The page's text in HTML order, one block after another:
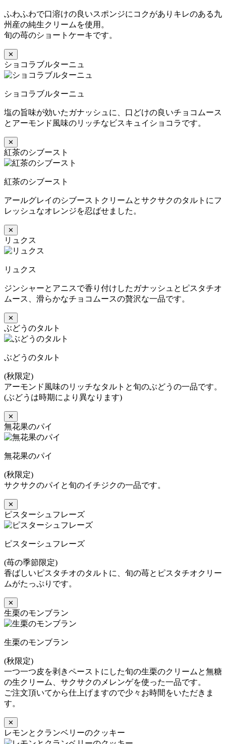
ふわふわで口溶けの良いスポンジにコクがありキレのある九
州産の純生クリームを使用。
旬の苺のショートケーキです。
✕
ショコラブルターニュ
ショコラブルターニュ
塩の旨味が効いたガナッシュに、口どけの良いチョコムース
とアーモンド風味のリッチなビスキュイショコラです。
✕
紅茶のシブースト
紅茶のシブースト
アールグレイのシブーストクリームとサクサクのタルトにフ
レッシュなオレンジを忍ばせました。
✕
リュクス
リュクス
ジンシャーとアニスで香り付けしたガナッシュとピスタチオ
ムース、滑らかなチョコムースの贅沢な一品です。
✕
ぶどうのタルト
ぶどうのタルト
(秋限定)
アーモンド風味のリッチなタルトと旬のぶどうの一品です。
(ぶどうは時期により異なります)
✕
無花果のパイ
無花果のパイ
(秋限定)
サクサクのパイと旬のイチジクの一品です。
✕
ピスターシュフレーズ
ピスターシュフレーズ
(苺の季節限定)
香ばしいピスタチオのタルトに、旬の苺とピスタチオクリー
ムがたっぷりです。
✕
生栗のモンブラン
生栗のモンブラン
(秋限定)
一つ一つ皮を剥きペーストにした旬の生栗のクリームと無糖
の生クリーム、サクサクのメレンゲを使った一品です。
ご注文頂いてから仕上げますので少々お時間をいただきま
す。
✕
レモンとクランベリーのクッキー